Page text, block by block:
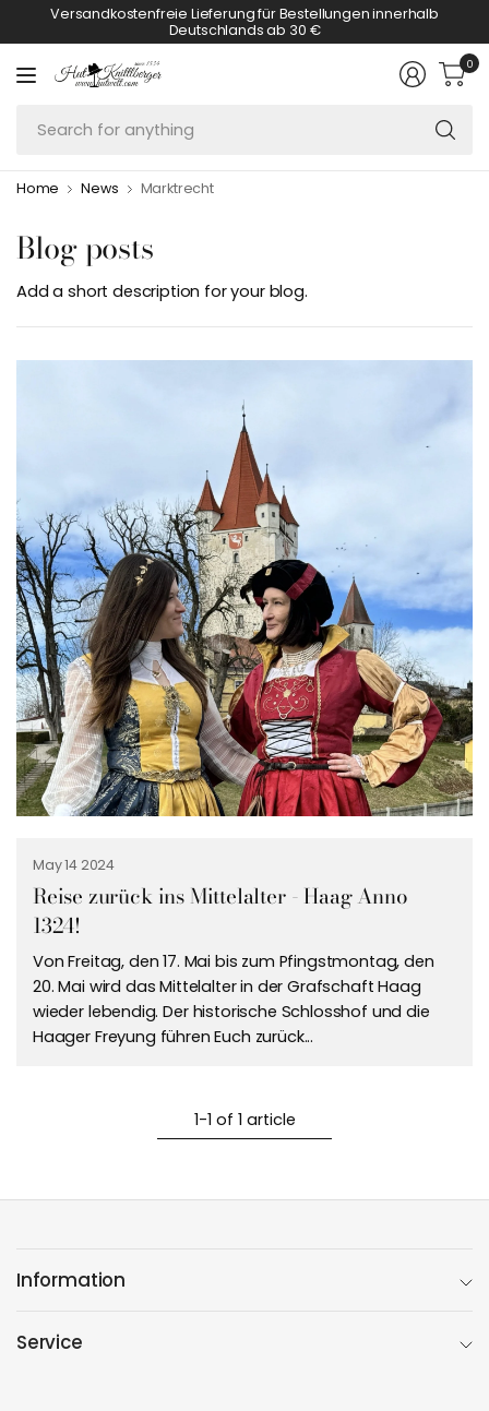
Versandkostenfreie Lieferung für Bestellungen innerhalb
Deutschlands ab 30 €
0
Home News Marktrecht
Blog posts
Add a short description for your blog.
May 14 2024
Reise zurück ins Mittelalter - Haag Anno
1324!
Von Freitag, den 17. Mai bis zum Pfingstmontag, den
20. Mai wird das Mittelalter in der Grafschaft Haag
wieder lebendig. Der historische Schlosshof und die
Haager Freyung führen Euch zurück...
1-1 of 1 article
Information
Service